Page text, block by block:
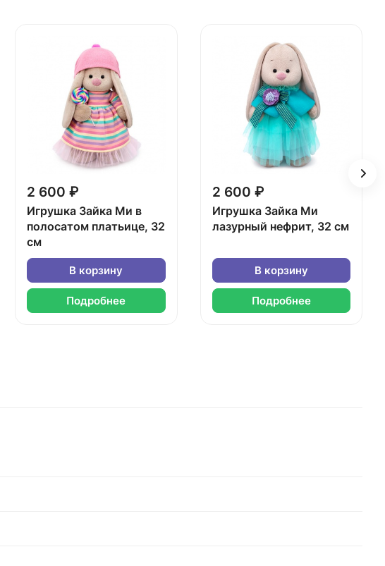
2 600 ₽
Игрушка Зайка Ми в
полосатом платьице, 32
см
В корзину
Подробнее
2 600 ₽
Игрушка Зайка Ми
лазурный нефрит, 32 см
В корзину
Подробнее